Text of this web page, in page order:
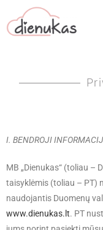
I. BENDROJI
MB „Dienukas“ (toliau –
taisyklėmis (toliau – PT)
naudojantis Duomenų
www.dienukas.lt. PT